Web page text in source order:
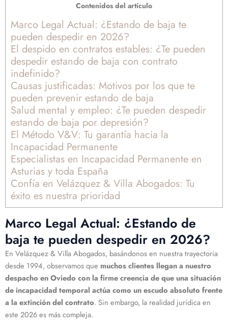
Contenidos del artículo
Marco Legal Actual: ¿Estando de baja te
pueden despedir en 2026?
El despido en contratos estables: ¿Te pueden
despedir estando de baja con contrato
indefinido?
Causas justificadas: Motivos por los que te
pueden prevenir estando de baja
Salud mental y empleo: ¿Te pueden despedir
estando de baja por depresión?
El Método V&V: Tu garantía hacia la
Incapacidad Permanente
Especialistas en Incapacidad Permanente en
Asturias y toda España
Confía en Velázquez & Villa Abogados: Tu
éxito es nuestra prioridad
Marco Legal Actual: ¿Estando de
baja te pueden despedir en 2026?
En Velázquez & Villa Abogados, basándonos en nuestra trayectoria
desde 1994, observamos que muchos clientes llegan a nuestro
despacho en Oviedo con la firme creencia de que una situación
de incapacidad temporal actúa como un escudo absoluto frente
a la extinción del contrato. Sin embargo, la realidad jurídica en
este 2026 es más compleja.